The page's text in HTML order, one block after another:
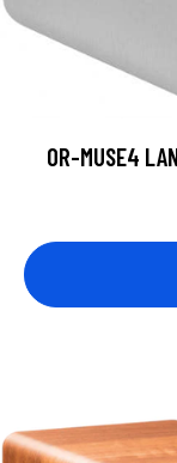
OR-MUSE4